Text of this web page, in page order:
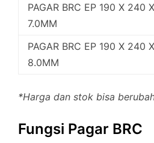
PAGAR BRC EP 190 X 240 X
7.0MM
PAGAR BRC EP 190 X 240 X
8.0MM
*Harga dan stok bisa
Fungsi Pagar BRC